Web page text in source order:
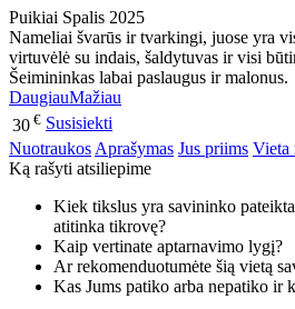
Puikiai Spalis 2025
Nameliai švarūs ir tvarkingi, juose yra
virtuvėlė su indais, šaldytuvas ir visi
Šeimininkas labai paslaugus ir malonus.
DaugiauMažiau
30 € Susisiekti
Nuotraukos Aprašymas Jus priims Vieta
Ką rašyti atsiliepime
Kiek tikslus yra savininko
atitinka tikrovę?
Kaip vertinate aptarnavimo lygį?
Ar rekomenduotumėte šią vietą
Kas Jums patiko arba nepatiko ir